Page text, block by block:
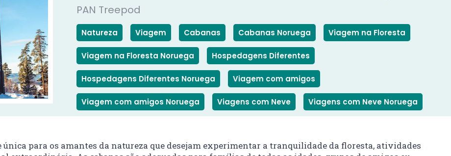
PAN Treepod
Natureza Viagem Cabanas Cabanas Noruega Viagem na Floresta
Viagem na Floresta Noruega Hospedagens Diferentes
Hospedagens Diferentes Noruega Viagem com amigos
Viagem com amigos Noruega Viagens com Neve Viagens com Neve Noruega
única para os amantes da natureza que desejam experimentar a tranquilidade da floresta, atividades